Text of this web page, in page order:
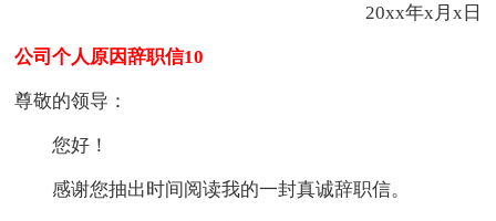
20xx年x月x日
公司个人原因辞职信10
尊敬的领导：
您好！
感谢您抽出时间阅读我的一封真诚辞职信。